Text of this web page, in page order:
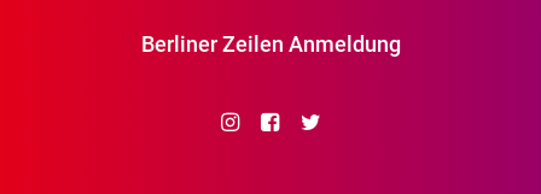
Berliner Zeilen Anmeldung